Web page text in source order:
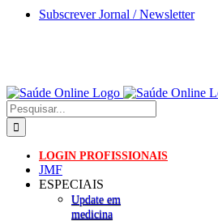
Skip
Subscrever Jornal / Newsletter
Pesquisar
LOGIN PROFISSIONAIS
JMF
ESPECIAIS
Update em
medicina